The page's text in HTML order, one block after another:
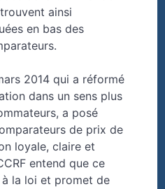
ainsi
en bas des
2014 qui a réformé
dans un sens plus
a posé
de prix de
loyale, claire et
entend que ce
la loi et promet de